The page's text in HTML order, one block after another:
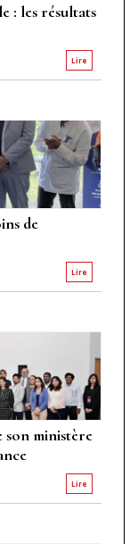
: les résultats
Lire
de
Lire
son ministère
Lire